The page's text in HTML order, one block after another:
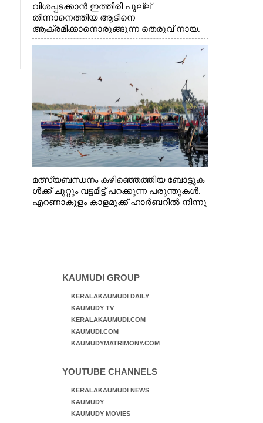
വിശപ്പടക്കാൻ ഇത്തിരി പുല്ല്
തിന്നാനെത്തിയ ആടിനെ
ആക്രമിക്കാനൊരുങ്ങുന്ന തെരുവ് നായ.
എറണാകുളം വാത്തുരുത്തിയിൽ നിന്നുള്ള
മത്സ്യബന്ധനം കഴിഞ്ഞെത്തിയ ബോട്ടുക
ൾക്ക് ചുറ്റും വട്ടമിട്ട് പറക്കുന്ന പരുന്തുകൾ.
എറണാകുളം കാളമുക്ക് ഹാർബറിൽ നിന്നു
ള്ള കാഴ്ച
KAUMUDI GROUP
KERALAKAUMUDI DAILY
KAUMUDY TV
KERALAKAUMUDI.COM
KAUMUDI.COM
KAUMUDYMATRIMONY.COM
YOUTUBE CHANNELS
KERALAKAUMUDI NEWS
KAUMUDY
KAUMUDY MOVIES